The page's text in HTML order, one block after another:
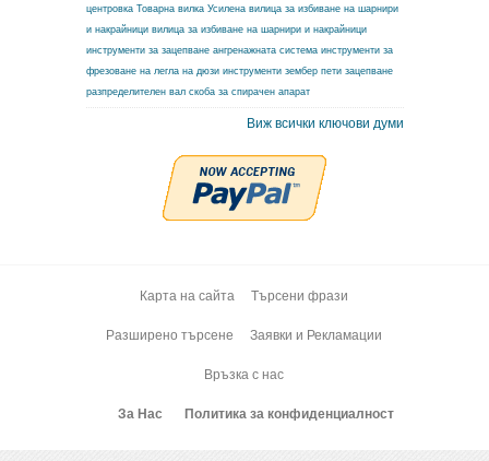
центровка Товарна вилка Усилена вилица за избиване на шарнири
и накрайници вилица за избиване на шарнири и накрайници
инструменти за зацепване ангренажната система инструменти за
фрезоване на легла на дюзи инструменти зембер пети зацепване
разпределителен вал скоба за спирачен апарат
Виж всички ключови думи
Карта на сайта Търсени фрази
Разширено търсене Заявки и Рекламации
Връзка с нас
За Нас Политика за конфиденциалност